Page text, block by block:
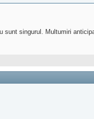
sunt singurul. Multumiri